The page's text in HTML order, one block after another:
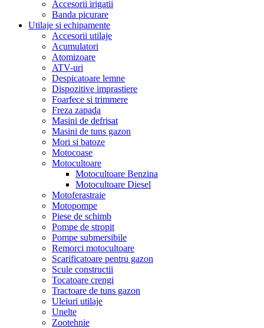
Accesorii irigatii
Banda picurare
Utilaje si echipamente
Accesorii utilaje
Acumulatori
Atomizoare
ATV-uri
Despicatoare lemne
Dispozitive imprastiere
Foarfece si trimmere
Freza zapada
Masini de defrisat
Masini de tuns gazon
Mori si batoze
Motocoase
Motocultoare
Motocultoare Benzina
Motocultoare Diesel
Motoferastraie
Motopompe
Piese de schimb
Pompe de stropit
Pompe submersibile
Remorci motocultoare
Scarificatoare pentru gazon
Scule constructii
Tocatoare crengi
Tractoare de tuns gazon
Uleiuri utilaje
Unelte
Zootehnie